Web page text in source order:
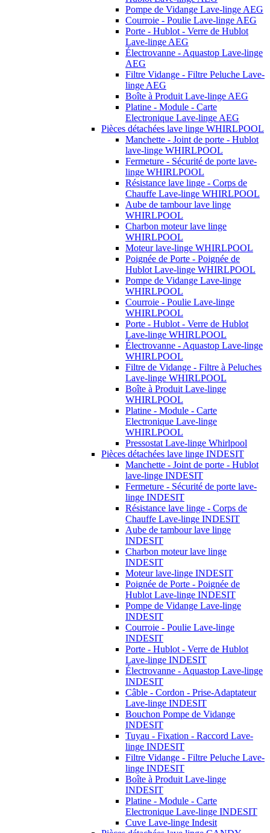
Pompe de Vidange Lave-linge AEG
Courroie - Poulie Lave-linge AEG
Porte - Hublot - Verre de Hublot
Lave-linge AEG
Électrovanne - Aquastop Lave-linge
AEG
Filtre Vidange - Filtre Peluche Lave-
linge AEG
Boîte à Produit Lave-linge AEG
Platine - Module - Carte
Electronique Lave-linge AEG
Pièces détachées lave linge WHIRLPOOL
Manchette - Joint de porte - Hublot
lave-linge WHIRLPOOL
Fermeture - Sécurité de porte lave-
linge WHIRLPOOL
Résistance lave linge - Corps de
Chauffe Lave-linge WHIRLPOOL
Aube de tambour lave linge
WHIRLPOOL
Charbon moteur lave linge
WHIRLPOOL
Moteur lave-linge WHIRLPOOL
Poignée de Porte - Poignée de
Hublot Lave-linge WHIRLPOOL
Pompe de Vidange Lave-linge
WHIRLPOOL
Courroie - Poulie Lave-linge
WHIRLPOOL
Porte - Hublot - Verre de Hublot
Lave-linge WHIRLPOOL
Électrovanne - Aquastop Lave-linge
WHIRLPOOL
Filtre de Vidange - Filtre à Peluches
Lave-linge WHIRLPOOL
Boîte à Produit Lave-linge
WHIRLPOOL
Platine - Module - Carte
Electronique Lave-linge
WHIRLPOOL
Pressostat Lave-linge Whirlpool
Pièces détachées lave linge INDESIT
Manchette - Joint de porte - Hublot
lave-linge INDESIT
Fermeture - Sécurité de porte lave-
linge INDESIT
Résistance lave linge - Corps de
Chauffe Lave-linge INDESIT
Aube de tambour lave linge
INDESIT
Charbon moteur lave linge
INDESIT
Moteur lave-linge INDESIT
Poignée de Porte - Poignée de
Hublot Lave-linge INDESIT
Pompe de Vidange Lave-linge
INDESIT
Courroie - Poulie Lave-linge
INDESIT
Porte - Hublot - Verre de Hublot
Lave-linge INDESIT
Électrovanne - Aquastop Lave-linge
INDESIT
Câble - Cordon - Prise-Adaptateur
Lave-linge INDESIT
Bouchon Pompe de Vidange
INDESIT
Tuyau - Fixation - Raccord Lave-
linge INDESIT
Filtre Vidange - Filtre Peluche Lave-
linge INDESIT
Boîte à Produit Lave-linge
INDESIT
Platine - Module - Carte
Electronique Lave-linge INDESIT
Cuve Lave-linge Indesit